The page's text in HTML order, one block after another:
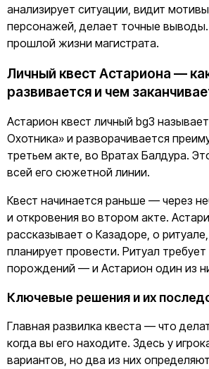
анализирует ситуации, видит
персонажей, делает точные
прошлой жизни магистрата.
Личный квест Астариона —
развивается и чем
Астарион квест личный bg3
Охотника» и разворачивается
третьем акте, во Вратах Балдура.
всей его сюжетной линии.
Квест начинается раньше — через
и откровения во втором акте.
рассказывает о Казадоре, о
планирует провести. Ритуал
порождений — и Астарион один из
Ключевые решения и их
Главная развилка квеста — что
когда вы его находите. Здесь у
вариантов, но два из них